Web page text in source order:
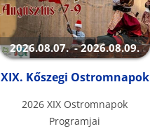
2026.08.07. - 2026.08.09.
XIX. Kőszegi Ostromnapok
2026 XIX Ostromnapok
Programjai